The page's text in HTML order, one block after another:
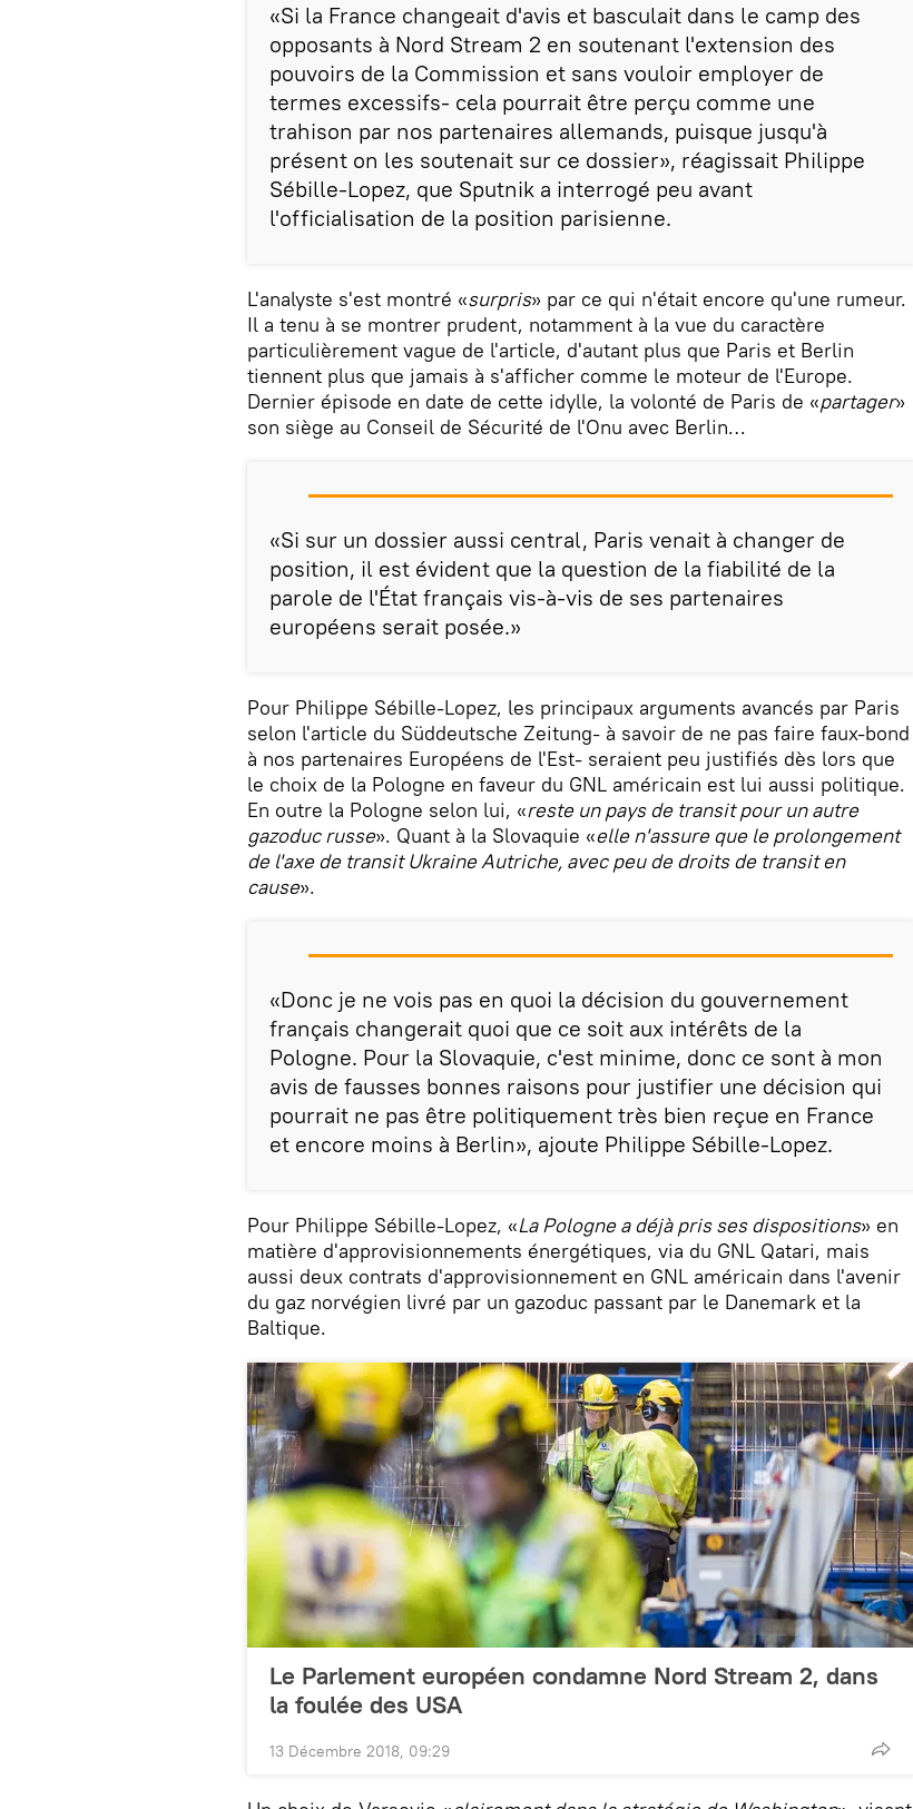
«Si la France changeait d'avis et basculait dans le camp des
opposants à Nord Stream 2 en soutenant l'extension des
pouvoirs de la Commission et sans vouloir employer de
termes excessifs- cela pourrait être perçu comme une
trahison par nos partenaires allemands, puisque jusqu'à
présent on les soutenait sur ce dossier», réagissait Philippe
Sébille-Lopez, que Sputnik a interrogé peu avant
l'officialisation de la position parisienne.
L'analyste s'est montré «surpris» par ce qui n'était encore qu'une rumeur.
Il a tenu à se montrer prudent, notamment à la vue du caractère
particulièrement vague de l'article, d'autant plus que Paris et Berlin
tiennent plus que jamais à s'afficher comme le moteur de l'Europe.
Dernier épisode en date de cette idylle, la volonté de Paris de «partager»
son siège au Conseil de Sécurité de l'Onu avec Berlin…
«Si sur un dossier aussi central, Paris venait à changer de
position, il est évident que la question de la fiabilité de la
parole de l'État français vis-à-vis de ses partenaires
européens serait posée.»
Pour Philippe Sébille-Lopez, les principaux arguments avancés par Paris
selon l'article du Süddeutsche Zeitung- à savoir de ne pas faire faux-bond
à nos partenaires Européens de l'Est- seraient peu justifiés dès lors que
le choix de la Pologne en faveur du GNL américain est lui aussi politique.
En outre la Pologne selon lui, «reste un pays de transit pour un autre
gazoduc russe». Quant à la Slovaquie «elle n'assure que le prolongement
de l'axe de transit Ukraine Autriche, avec peu de droits de transit en
cause».
«Donc je ne vois pas en quoi la décision du gouvernement
français changerait quoi que ce soit aux intérêts de la
Pologne. Pour la Slovaquie, c'est minime, donc ce sont à mon
avis de fausses bonnes raisons pour justifier une décision qui
pourrait ne pas être politiquement très bien reçue en France
et encore moins à Berlin», ajoute Philippe Sébille-Lopez.
Pour Philippe Sébille-Lopez, «La Pologne a déjà pris ses dispositions» en
matière d'approvisionnements énergétiques, via du GNL Qatari, mais
aussi deux contrats d'approvisionnement en GNL américain dans l'avenir
du gaz norvégien livré par un gazoduc passant par le Danemark et la
Baltique.
Le Parlement européen condamne Nord Stream 2, dans
la foulée des USA
13 Décembre 2018, 09:29